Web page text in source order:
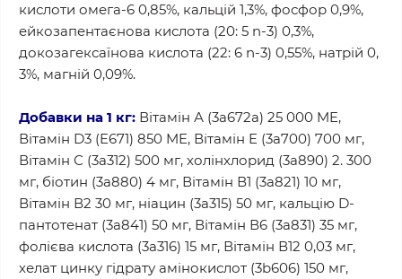
кислоти омега-6 0,85%, кальцій 1,3%, фосфор 0,9%,
ейкозапентаєнова кислота (20: 5 n-3) 0,3%,
докозагексаїнова кислота (22: 6 n-3) 0,55%, натрій 0,
3%, магній 0,09%.
Добавки на 1 кг: Вітамін А (3a672a) 25 000 ME,
Вітамін D3 (E671) 850 ME, Вітамін E (3a700) 700 мг,
Вітамін С (3a312) 500 мг, холінхлорид (3a890) 2. 300
мг, біотин (3a880) 4 мг, Вітамін В1 (3a821) 10 мг,
Вітамін В2 30 мг, ніацин (3a315) 50 мг, кальцію D-
пантотенат (3a841) 50 мг, Вітамін В6 (3a831) 35 мг,
фолієва кислота (3a316) 15 мг, Вітамін В12 0,03 мг,
хелат цинку гідрату амінокислот (3b606) 150 мг,